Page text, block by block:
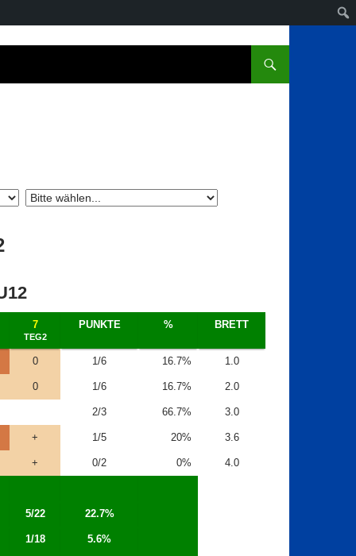
7
TEG2
PUNKTE % BRETT
0 1/6 16.7% 1.0
0 1/6 16.7% 2.0
2/3 66.7% 3.0
+ 1/5 20% 3.6
+ 0/2 0% 4.0
5/22 22.7%
1/18 5.6%